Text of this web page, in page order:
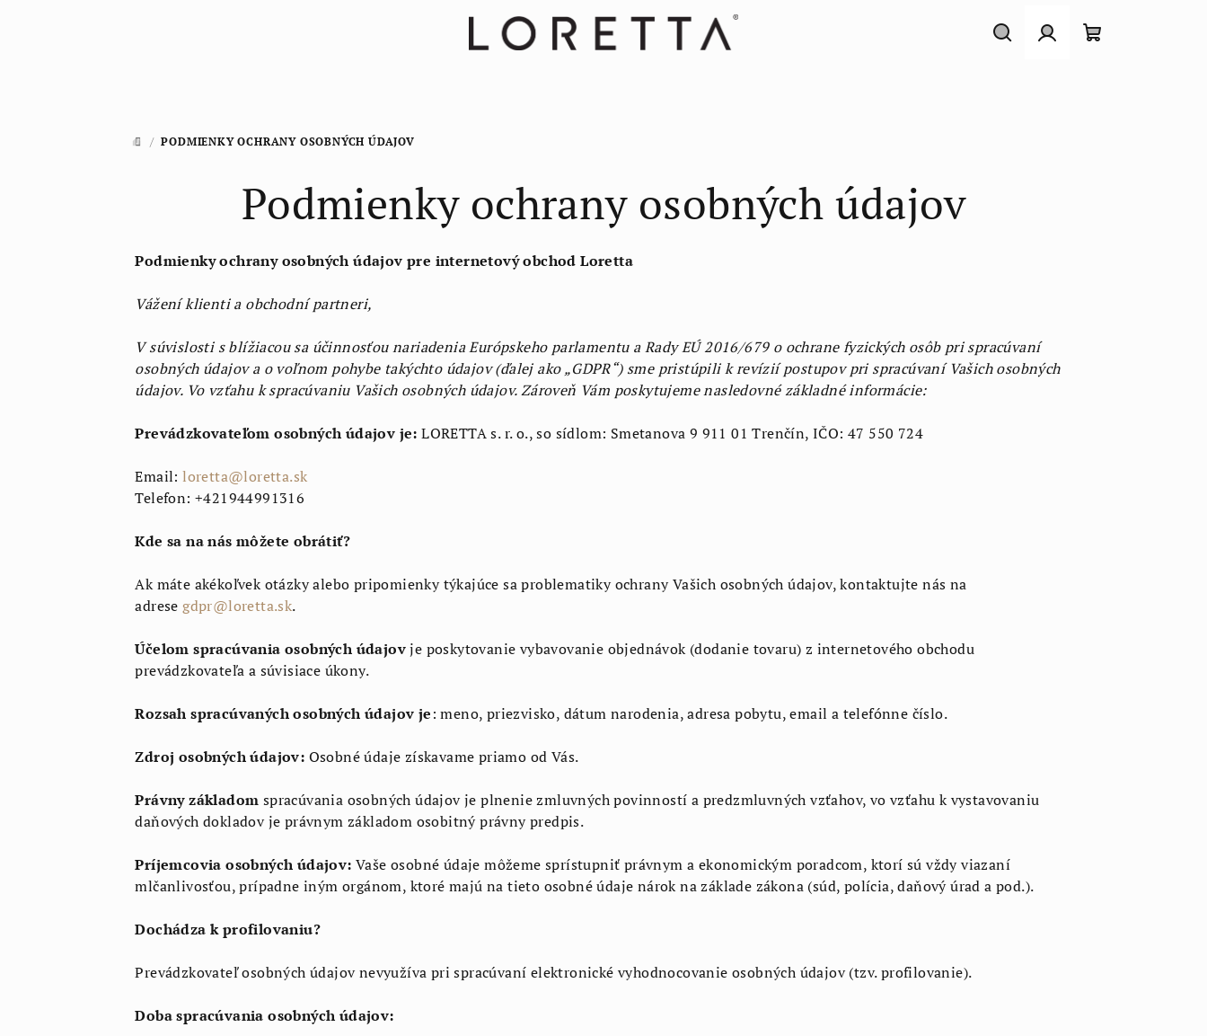
DOMOV
/ PODMIENKY OCHRANY OSOBNÝCH ÚDAJOV
Podmienky ochrany osobných údajov
Podmienky ochrany osobných údajov pre internetový obchod Loretta
Vážení klienti a obchodní partneri,
V súvislosti s blížiacou sa účinnosťou nariadenia Európskeho parlamentu a Rady EÚ 2016/679 o ochrane fyzických osôb pri spracúvaní
osobných údajov a o voľnom pohybe takýchto údajov (ďalej ako „GDPR“) sme pristúpili k revízií postupov pri spracúvaní Vašich osobných
údajov. Vo vzťahu k spracúvaniu Vašich osobných údajov. Zároveň Vám poskytujeme nasledovné základné informácie:
Prevádzkovateľom osobných údajov je: LORETTA s. r. o., so sídlom: Smetanova 9 911 01 Trenčín, IČO: 47 550 724
Email:loretta@loretta.sk
Telefon: +421944991316
Kde sa na nás môžete obrátiť?
Ak máte akékoľvek otázky alebo pripomienky týkajúce sa problematiky ochrany Vašich osobných údajov, kontaktujte nás na
adresegdpr@loretta.sk.
Účelom spracúvania osobných údajov je poskytovanie vybavovanie objednávok (dodanie tovaru) z internetového obchodu
prevádzkovateľa a súvisiace úkony.
Rozsah spracúvaných osobných údajov je: meno, priezvisko, dátum narodenia, adresa pobytu, email a telefónne číslo.
Zdroj osobných údajov: Osobné údaje získavame priamo od Vás.
Právny základom spracúvania osobných údajov je plnenie zmluvných povinností a predzmluvných vzťahov, vo vzťahu k vystavovaniu
daňových dokladov je právnym základom osobitný právny predpis.
Príjemcovia osobných údajov: Vaše osobné údaje môžeme sprístupniť právnym a ekonomickým poradcom, ktorí sú vždy viazaní
mlčanlivosťou, prípadne iným orgánom, ktoré majú na tieto osobné údaje nárok na základe zákona (súd, polícia, daňový úrad a pod.).
Dochádza k profilovaniu?
Prevádzkovateľ osobných údajov nevyužíva pri spracúvaní elektronické vyhodnocovanie osobných údajov (tzv. profilovanie).
Doba spracúvania osobných údajov: